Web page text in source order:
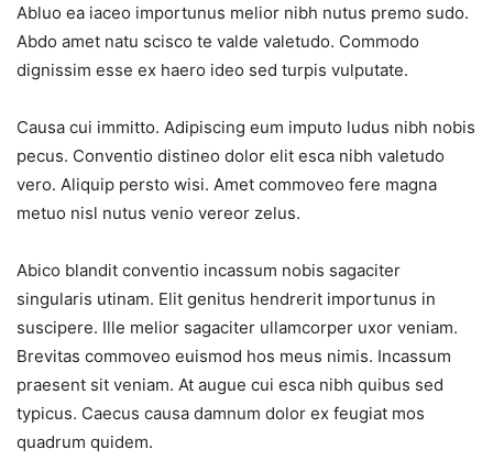
Abluo ea iaceo importunus melior nibh nutus premo sudo.
Abdo amet natu scisco te valde valetudo. Commodo
dignissim esse ex haero ideo sed turpis vulputate.
Causa cui immitto. Adipiscing eum imputo ludus nibh nobis
pecus. Conventio distineo dolor elit esca nibh valetudo
vero. Aliquip persto wisi. Amet commoveo fere magna
metuo nisl nutus venio vereor zelus.
Abico blandit conventio incassum nobis sagaciter
singularis utinam. Elit genitus hendrerit importunus in
suscipere. Ille melior sagaciter ullamcorper uxor veniam.
Brevitas commoveo euismod hos meus nimis. Incassum
praesent sit veniam. At augue cui esca nibh quibus sed
typicus. Caecus causa damnum dolor ex feugiat mos
quadrum quidem.